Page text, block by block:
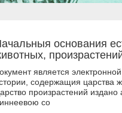
основания
является
содержащия царства
произрастений
со